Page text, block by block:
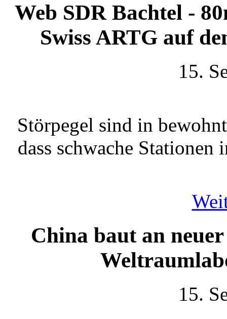
Web SDR Bachtel -
Swiss ARTG auf
15.
Störpegel sind in
dass schwache
China baut an
15.